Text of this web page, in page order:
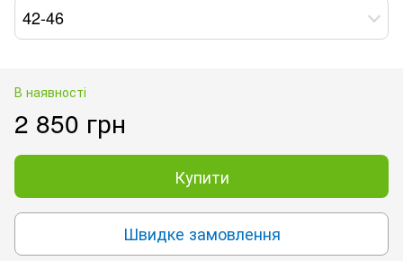
42-46
В наявності
2 850 грн
Купити
Швидке замовлення